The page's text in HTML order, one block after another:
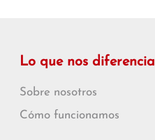
Lo que nos diferencia
Sobre nosotros
Cómo funcionamos